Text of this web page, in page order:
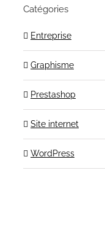
Catégories
Entreprise
Graphisme
Prestashop
Site internet
WordPress